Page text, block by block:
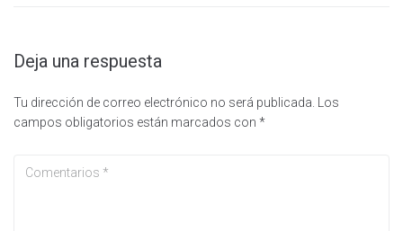
Deja una respuesta
Tu dirección de correo electrónico no será publicada.
Los
campos obligatorios están marcados con *